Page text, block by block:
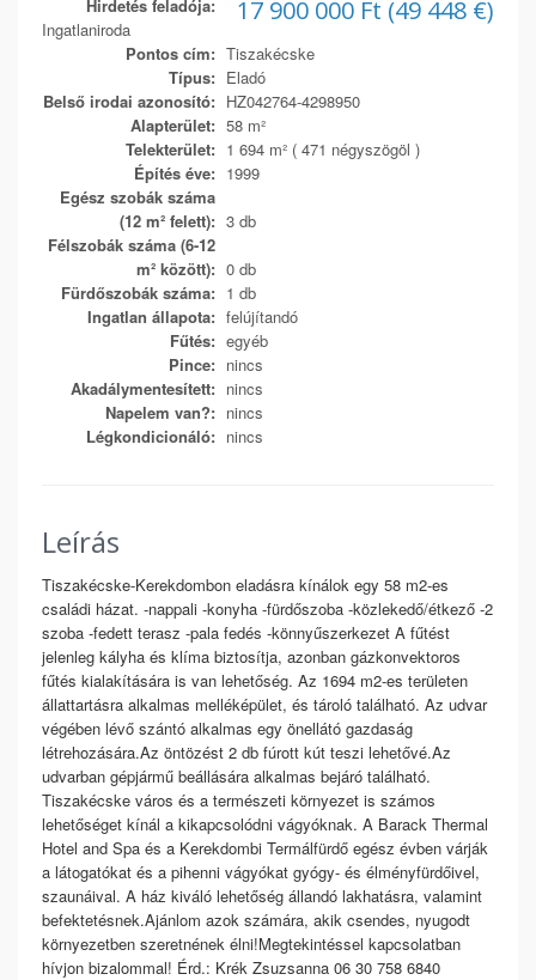
17 900 000 Ft (49 448 €)
Hirdetés feladója:
Ingatlaniroda
Pontos cím: Tiszakécske
Típus: Eladó
Belső irodai azonosító: HZ042764-4298950
Alapterület: 58 m²
Telekterület: 1 694 m² ( 471 négyszögöl )
Építés éve: 1999
Egész szobák száma
(12 m² felett): 3 db
Félszobák száma (6-12
m² között): 0 db
Fürdőszobák száma: 1 db
Ingatlan állapota: felújítandó
Fűtés: egyéb
Pince: nincs
Akadálymentesített: nincs
Napelem van?: nincs
Légkondicionáló: nincs
Leírás
Tiszakécske-Kerekdombon eladásra kínálok egy 58 m2-es
családi házat. -nappali -konyha -fürdőszoba -közlekedő/étkező -2
szoba -fedett terasz -pala fedés -könnyűszerkezet A fűtést
jelenleg kályha és klíma biztosítja, azonban gázkonvektoros
fűtés kialakítására is van lehetőség. Az 1694 m2-es területen
állattartásra alkalmas melléképület, és tároló található. Az udvar
végében lévő szántó alkalmas egy önellátó gazdaság
létrehozására.Az öntözést 2 db fúrott kút teszi lehetővé.Az
udvarban gépjármű beállására alkalmas bejáró található.
Tiszakécske város és a természeti környezet is számos
lehetőséget kínál a kikapcsolódni vágyóknak. A Barack Thermal
Hotel and Spa és a Kerekdombi Termálfürdő egész évben várják
a látogatókat és a pihenni vágyókat gyógy- és élményfürdőivel,
szaunáival. A ház kiváló lehetőség állandó lakhatásra, valamint
befektetésnek.Ajánlom azok számára, akik csendes, nyugodt
környezetben szeretnének élni!Megtekintéssel kapcsolatban
hívjon bizalommal! Érd.: Krék Zsuzsanna 06 30 758 6840